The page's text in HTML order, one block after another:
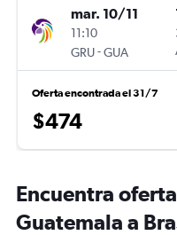
mar. 10/11
11:10
GRU-GUA
Oferta encontrada el 31/7
$474
Encuentra
Guatemala a